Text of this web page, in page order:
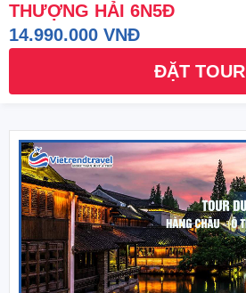
THƯỢNG HẢI 6N5Đ
14.990.000 VNĐ
ĐẶT TOUR